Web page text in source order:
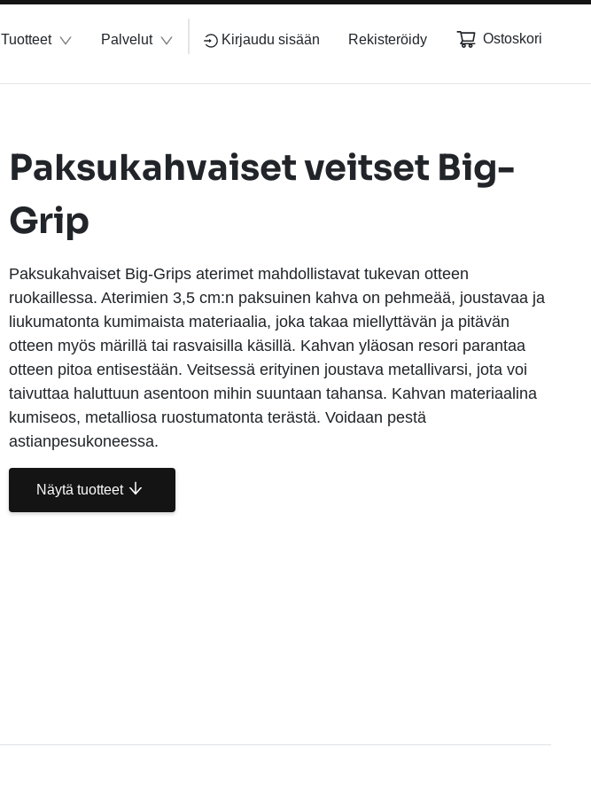
Tuotteet Palvelut Kirjaudu sisään Rekisteröidy Ostoskori
Paksukahvaiset veitset Big-
Grip
Paksukahvaiset Big-Grips aterimet mahdollistavat tukevan otteen
ruokaillessa. Aterimien 3,5 cm:n paksuinen kahva on pehmeää, joustavaa ja
liukumatonta kumimaista materiaalia, joka takaa miellyttävän ja pitävän
otteen myös märillä tai rasvaisilla käsillä. Kahvan yläosan resori parantaa
otteen pitoa entisestään. Veitsessä erityinen joustava metallivarsi, jota voi
taivuttaa haluttuun asentoon mihin suuntaan tahansa. Kahvan materiaalina
kumiseos, metalliosa ruostumatonta terästä. Voidaan pestä
astianpesukoneessa.
Näytä tuotteet